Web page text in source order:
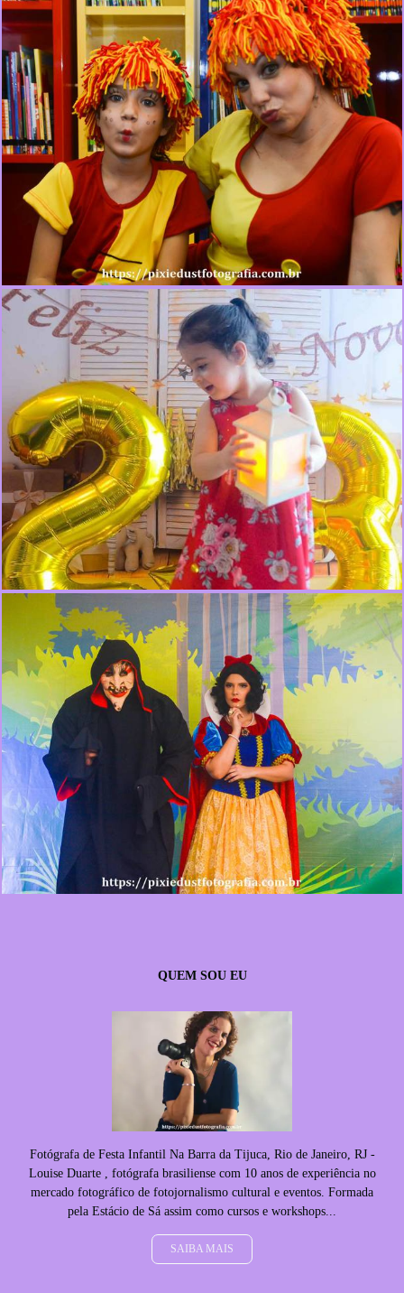
310 0
375 0
277 0
QUEM SOU EU
Fotógrafa de Festa Infantil Na Barra da Tijuca, Rio de Janeiro, RJ -
Louise Duarte , fotógrafa brasiliense com 10 anos de experiência no
mercado fotográfico de fotojornalismo cultural e eventos. Formada
pela Estácio de Sá assim como cursos e workshops...
SAIBA MAIS